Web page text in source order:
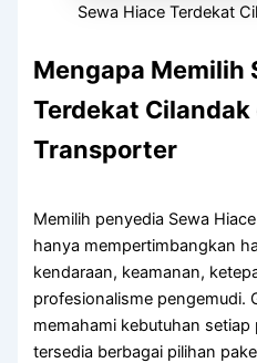
Sewa Hiace Terdekat
Mengapa Memilih
Terdekat
Transporter
Memilih penyedia Sewa
hanya mempertimbangkan
kendaraan, keamanan,
profesionalisme pengemudi.
memahami kebutuhan
tersedia berbagai pilihan